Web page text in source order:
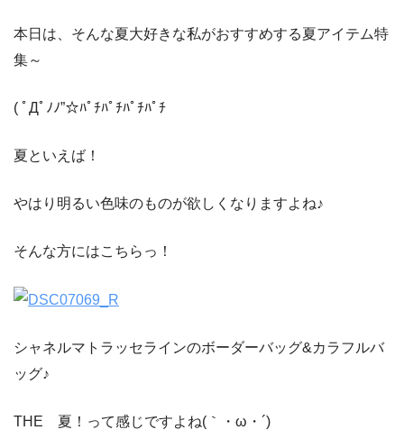
本日は、そんな夏大好きな私がおすすめする夏アイテム特
集～
( ﾟДﾟﾉﾉ”☆ﾊﾟﾁﾊﾟﾁﾊﾟﾁﾊﾟﾁ
夏といえば！
やはり明るい色味のものが欲しくなりますよね♪
そんな方にはこちらっ！
シャネルマトラッセラインのボーダーバッグ&カラフルバ
ッグ♪
THE 夏！って感じですよね(｀・ω・´)